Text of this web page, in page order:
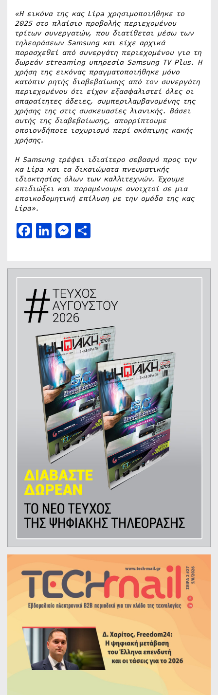
«Η εικόνα της κας Lipa χρησιμοποιήθηκε το
2025 στο πλαίσιο προβολής περιεχομένου
τρίτων συνεργατών, που διατίθεται μέσω των
τηλεοράσεων Samsung και είχε αρχικά
παρασχεθεί από συνεργάτη περιεχομένου για τη
δωρεάν streaming υπηρεσία Samsung TV Plus. Η
χρήση της εικόνας πραγματοποιήθηκε μόνο
κατόπιν ρητής διαβεβαίωσης από τον συνεργάτη
περιεχομένου ότι είχαν εξασφαλιστεί όλες οι
απαραίτητες άδειες, συμπεριλαμβανομένης της
χρήσης της στις συσκευασίες λιανικής. Βάσει
αυτής της διαβεβαίωσης, απορρίπτουμε
οποιονδήποτε ισχυρισμό περί σκόπιμης κακής
χρήσης.
Η Samsung τρέφει ιδιαίτερο σεβασμό προς την
κα Lipa και τα δικαιώματα πνευματικής
ιδιοκτησίας όλων των καλλιτεχνών. Έχουμε
επιδιώξει και παραμένουμε ανοιχτοί σε μια
εποικοδομητική επίλυση με την ομάδα της κας
Lipa».
Facebook
LinkedIn
Messenger